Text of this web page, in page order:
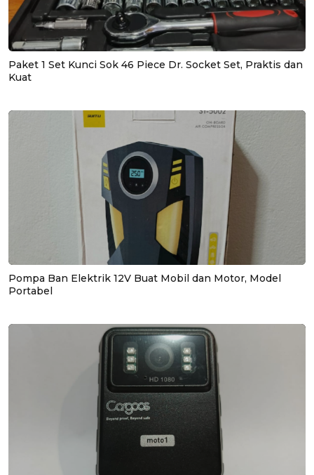
Paket 1 Set Kunci Sok 46 Piece Dr. Socket Set, Praktis dan
Kuat
Pompa Ban Elektrik 12V Buat Mobil dan Motor, Model
Portabel